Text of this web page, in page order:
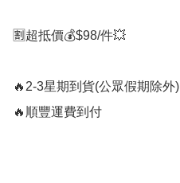
🈹超抵價💰$98/件💥
🔥2-3星期到貨(公眾假期除外)